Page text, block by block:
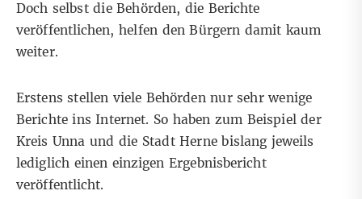
Doch selbst die Behörden, die Berichte
veröffentlichen, helfen den Bürgern damit kaum
weiter.
Erstens stellen viele Behörden nur sehr wenige
Berichte ins Internet. So haben zum Beispiel der
Kreis Unna und die Stadt Herne bislang jeweils
lediglich einen einzigen Ergebnisbericht
veröffentlicht.